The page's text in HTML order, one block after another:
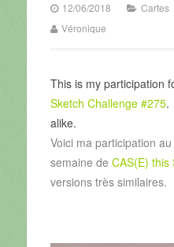
12/06/2018 Cartes
Véronique
This is my participation
Sketch Challenge #275.
alike.
Voici ma participation
semaine de CAS(E) this
versions très similaires.